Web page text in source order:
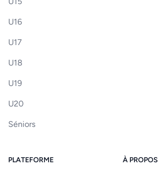
U16
U17
U18
U19
U20
Séniors
PLATEFORME À PROPOS